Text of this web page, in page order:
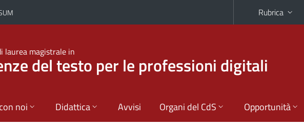
Rubrica
laurea magistrale in
del testo per le professioni digitali
noi Didattica Avvisi Organi del CdS Opportunità